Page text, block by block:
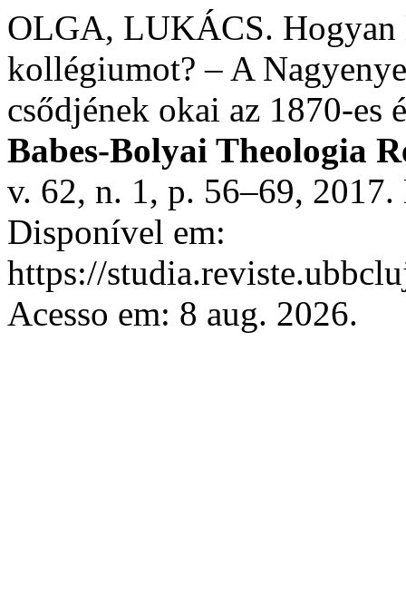
OLGA, LUKÁCS. Hogyan
kollégiumot? – A
csődjének okai az 1870-es
Babes-Bolyai Theologia
v. 62, n. 1, p. 56–69,
Disponível em:
https://
Acesso em: 8 aug. 2026.